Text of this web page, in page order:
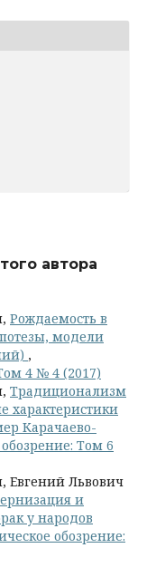
автора
Рождаемость в
модели
,
4 № 4 (2017)
Традиционализм
характеристики
Карачаево-
Том 6
Евгений Львович
и
у народов
обозрение: